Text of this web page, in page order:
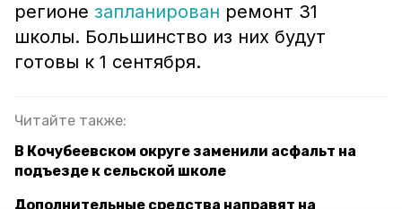
регионе запланирован ремонт 31
школы. Большинство из них будут
готовы к 1 сентября.
Читайте также:
В Кочубеевском округе заменили асфальт на
подъезде к сельской школе
Дополнительные средства направят на